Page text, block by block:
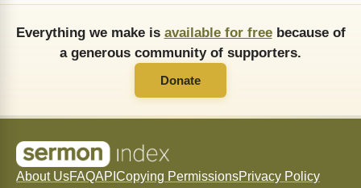
Everything we make is available for freebecause of
a generous community of supporters.
Donate
About UsFAQAPI Copying PermissionsPrivacy Policy